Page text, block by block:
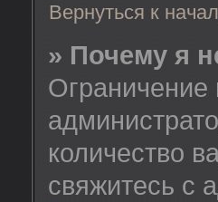
Вернуться к
» Почему я
Ограничение
количество
свяжитесь с